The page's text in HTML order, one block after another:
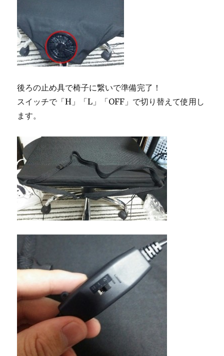
後ろの止め具で椅子に繋いで準備完了！
スイッチで「H」「L」「OFF」で切り替えて使用し
ます。